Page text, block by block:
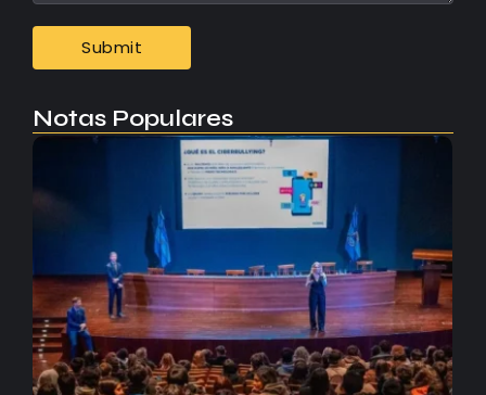
Notas Populares